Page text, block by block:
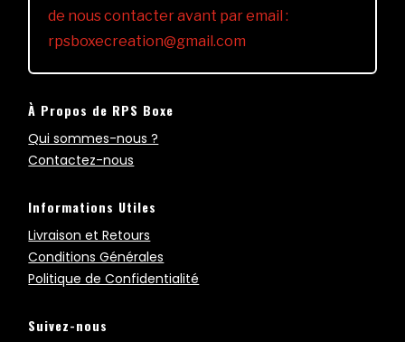
de nous contacter avant par email :
rpsboxecreation@gmail.com
À Propos de RPS Boxe
Qui sommes-nous ?
Contactez-nous
Informations Utiles
Livraison et Retours
Conditions Générales
Politique de Confidentialité
Suivez-nous